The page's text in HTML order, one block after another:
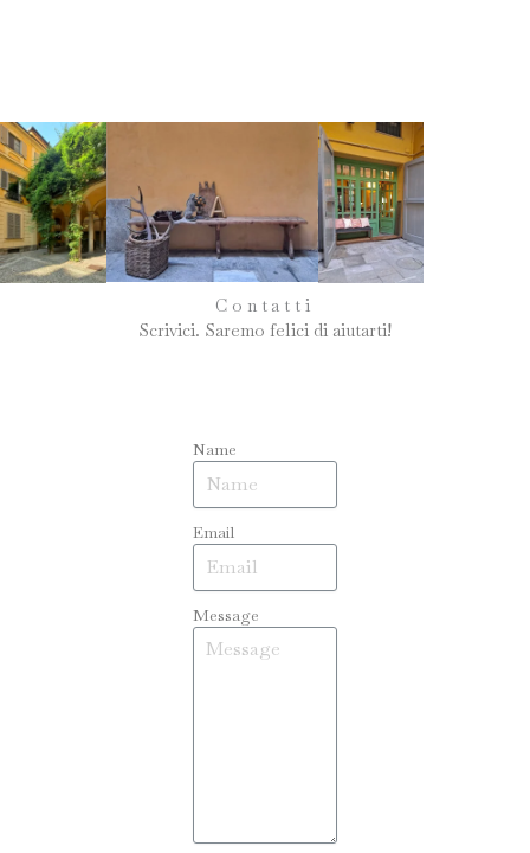
Contatti
Scrivici. Saremo felici di aiutarti!
Name
Email
Message